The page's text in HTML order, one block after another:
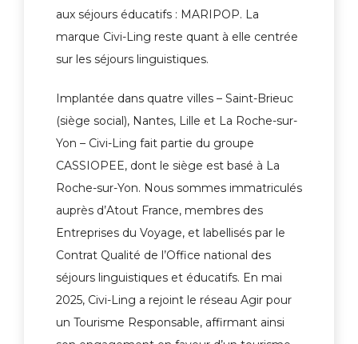
aux séjours éducatifs : MARIPOP. La
marque Civi-Ling reste quant à elle centrée
sur les séjours linguistiques.
Implantée dans quatre villes – Saint-Brieuc
(siège social), Nantes, Lille et La Roche-sur-
Yon – Civi-Ling fait partie du groupe
CASSIOPEE, dont le siège est basé à La
Roche-sur-Yon. Nous sommes immatriculés
auprès d’Atout France, membres des
Entreprises du Voyage, et labellisés par le
Contrat Qualité de l’Office national des
séjours linguistiques et éducatifs. En mai
2025, Civi-Ling a rejoint le réseau Agir pour
un Tourisme Responsable, affirmant ainsi